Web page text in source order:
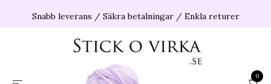
Snabb leverans / Säkra betalningar / Enkla returer
0